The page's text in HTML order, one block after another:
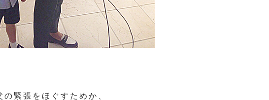
の緊張をほぐすためか、